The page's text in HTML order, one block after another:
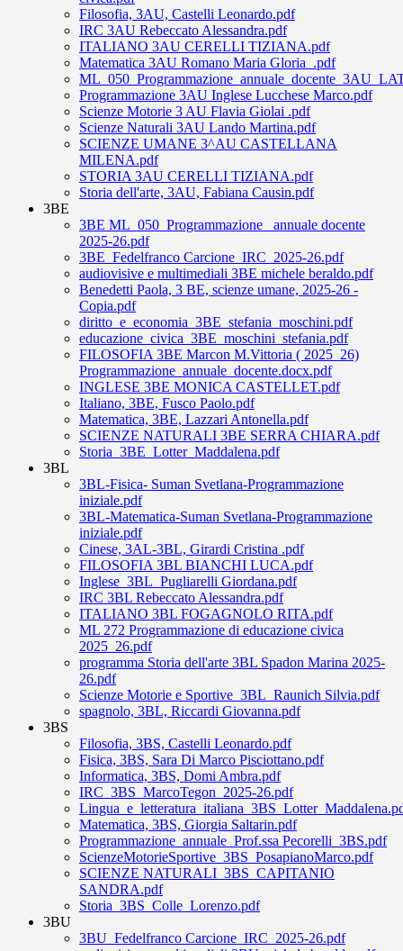
Filosofia, 3AU, Castelli Leonardo.pdf
IRC 3AU Rebeccato Alessandra.pdf
ITALIANO 3AU CERELLI TIZIANA.pdf
Matematica 3AU Romano Maria Gloria_.pdf
Programmazione 3AU Inglese Lucchese Marco.pdf
Scienze Motorie 3 AU Flavia Giolai .pdf
Scienze Naturali 3AU Lando Martina.pdf
SCIENZE UMANE 3^AU CASTELLANA
MILENA.pdf
STORIA 3AU CERELLI TIZIANA.pdf
Storia dell'arte, 3AU, Fabiana Causin.pdf
3BE
3BE ML_050_Programmazione_ annuale docente
2025-26.pdf
3BE_Fedelfranco Carcione_IRC_2025-26.pdf
audiovisive e multimediali 3BE michele beraldo.pdf
Benedetti Paola, 3 BE, scienze umane, 2025-26 -
Copia.pdf
diritto_e_economia_3BE_stefania_moschini.pdf
educazione_civica_3BE_moschini_stefania.pdf
FILOSOFIA 3BE Marcon M.Vittoria ( 2025_26)
Programmazione_annuale_docente.docx.pdf
INGLESE 3BE MONICA CASTELLET.pdf
Italiano, 3BE, Fusco Paolo.pdf
Matematica, 3BE, Lazzari Antonella.pdf
SCIENZE NATURALI 3BE SERRA CHIARA.pdf
Storia_3BE_Lotter_Maddalena.pdf
3BL
3BL-Fisica- Suman Svetlana-Programmazione
iniziale.pdf
3BL-Matematica-Suman Svetlana-Programmazione
iniziale.pdf
Cinese, 3AL-3BL, Girardi Cristina .pdf
FILOSOFIA 3BL BIANCHI LUCA.pdf
Inglese_3BL_Pugliarelli Giordana.pdf
IRC 3BL Rebeccato Alessandra.pdf
ITALIANO 3BL FOGAGNOLO RITA.pdf
ML 272 Programmazione di educazione civica
2025_26.pdf
programma Storia dell'arte 3BL Spadon Marina 2025-
26.pdf
Scienze Motorie e Sportive_3BL_Raunich Silvia.pdf
spagnolo, 3BL, Riccardi Giovanna.pdf
3BS
Filosofia, 3BS, Castelli Leonardo.pdf
Fisica, 3BS, Sara Di Marco Pisciottano.pdf
Informatica, 3BS, Domi Ambra.pdf
IRC_3BS_MarcoTegon_2025-26.pdf
Matematica, 3BS, Giorgia Saltarin.pdf
Programmazione_annuale_Prof.ssa Pecorelli_3BS.pdf
ScienzeMotorieSportive_3BS_PosapianoMarco.pdf
SCIENZE NATURALI_3BS_CAPITANIO
SANDRA.pdf
Storia_3BS_Colle_Lorenzo.pdf
3BU
3BU_Fedelfranco Carcione_IRC_2025-26.pdf